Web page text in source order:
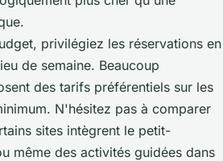
privilégiez les réservations en
de semaine. Beaucoup
des tarifs préférentiels sur les
N'hésitez pas à comparer
sites intègrent le petit-
même des activités guidées dans